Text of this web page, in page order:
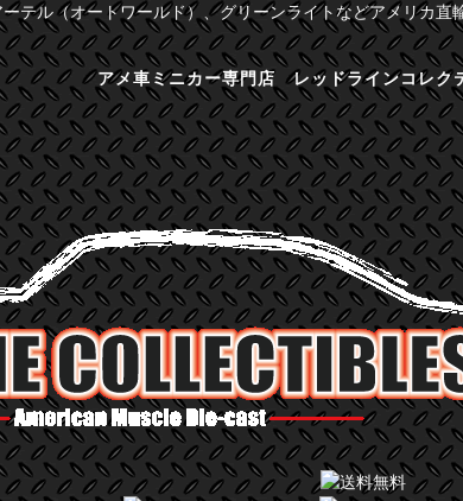
テル（オートワールド）、グリーンライトなどアメリカ
アメ車ミニカー専門店 レッドラインコレク